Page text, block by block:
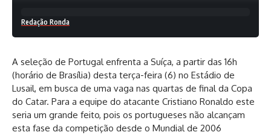
Redação Ronda
A seleção de Portugal enfrenta a Suíça, a partir das 16h
(horário de Brasília) desta terça-feira (6) no Estádio de
Lusail, em busca de uma vaga nas quartas de final da Copa
do Catar. Para a equipe do atacante Cristiano Ronaldo este
seria um grande feito, pois os portugueses não alcançam
esta fase da competição desde o Mundial de 2006